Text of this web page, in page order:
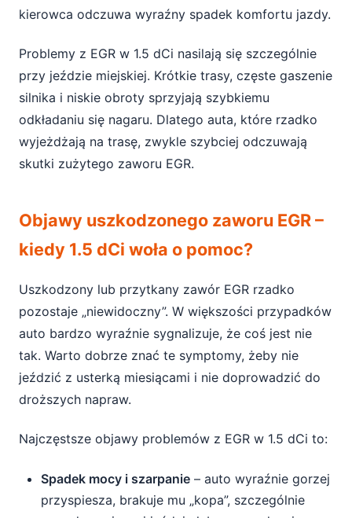
kierowca odczuwa wyraźny spadek komfortu jazdy.
Problemy z EGR w 1.5 dCi nasilają się szczególnie
przy jeździe miejskiej. Krótkie trasy, częste gaszenie
silnika i niskie obroty sprzyjają szybkiemu
odkładaniu się nagaru. Dlatego auta, które rzadko
wyjeżdżają na trasę, zwykle szybciej odczuwają
skutki zużytego zaworu EGR.
Objawy uszkodzonego zaworu EGR –
kiedy 1.5 dCi woła o pomoc?
Uszkodzony lub przytkany zawór EGR rzadko
pozostaje „niewidoczny”. W większości przypadków
auto bardzo wyraźnie sygnalizuje, że coś jest nie
tak. Warto dobrze znać te symptomy, żeby nie
jeździć z usterką miesiącami i nie doprowadzić do
droższych napraw.
Najczęstsze objawy problemów z EGR w 1.5 dCi to:
Spadek mocy i szarpanie – auto wyraźnie gorzej
przyspiesza, brakuje mu „kopa”, szczególnie